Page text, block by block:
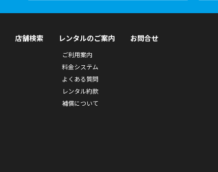
店舗検索 レンタルのご案内
ご利用案内
料金システム
よくある質問
レンタル約款
補償について
お問合せ